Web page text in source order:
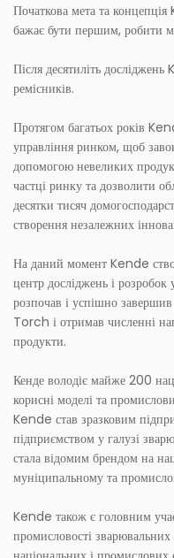
Початкова мета та
бажає бути першим, робити
Після десятиліть
ремісників.
Протягом багатьох років
управління ринком, щоб
допомогою невеликих
частці ринку та дозволити
десятки тисяч
створення незалежних
На даний момент Kende
центр досліджень і розробок
розпочав і успішно
Torch і отримав численні
продукти.
Кенде володіє майже 200
корисні моделі та
Kende став зразковим
підприємством у галузі
стала відомим брендом на
муніципальному та
Kende також є головним
промисловості